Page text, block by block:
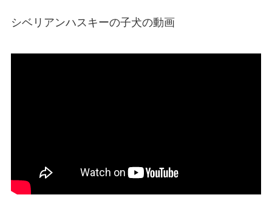
シベリアンハスキーの子犬の動画